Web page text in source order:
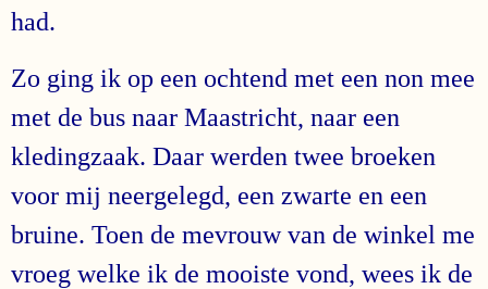
had.
Zo ging ik op een ochtend met een non mee
met de bus naar Maastricht, naar een
kledingzaak. Daar werden twee broeken
voor mij neergelegd, een zwarte en een
bruine. Toen de mevrouw van de winkel me
vroeg welke ik de mooiste vond, wees ik de